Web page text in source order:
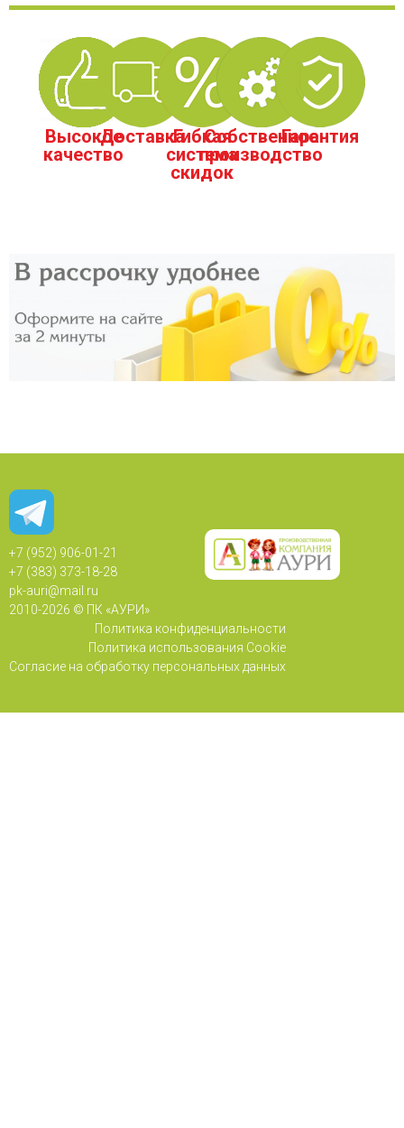
Высокое
качество
ДоставкаГибкая
система
скидок
Собственное
производство
Гарантия
+7 (952) 906-01-21
+7 (383) 373-18-28
pk-auri@mail.ru
2010-2026 © ПК «АУРИ»
Политика конфиденциальности
Политика использования Cookie
Согласие на обработку персональных данных